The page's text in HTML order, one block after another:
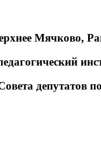
Мячково,
депутатов